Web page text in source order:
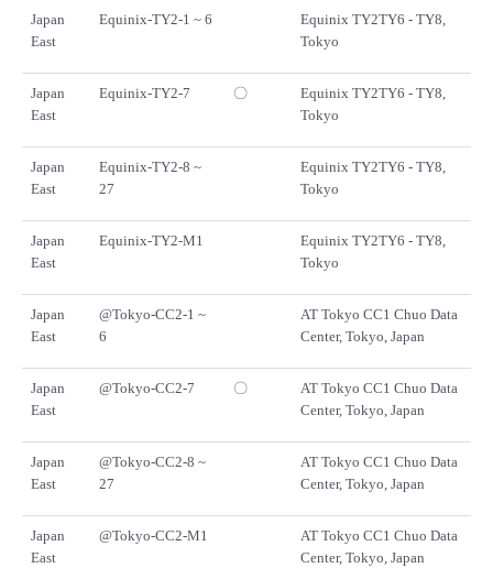
Japan
East
Equinix-TY2-1 ~ 6
Equinix TY2TY6 - TY8,
Tokyo
Japan
East
Equinix-TY2-7 〇
Equinix TY2TY6 - TY8,
Tokyo
Japan
East
Equinix-TY2-8 ~
27
Equinix TY2TY6 - TY8,
Tokyo
Japan
East
Equinix-TY2-M1
Equinix TY2TY6 - TY8,
Tokyo
Japan
East
@Tokyo-CC2-1 ~
6
AT Tokyo CC1 Chuo Data
Center, Tokyo, Japan
Japan
East
@Tokyo-CC2-7 〇
AT Tokyo CC1 Chuo Data
Center, Tokyo, Japan
Japan
East
@Tokyo-CC2-8 ~
27
AT Tokyo CC1 Chuo Data
Center, Tokyo, Japan
Japan
East
@Tokyo-CC2-M1
AT Tokyo CC1 Chuo Data
Center, Tokyo, Japan